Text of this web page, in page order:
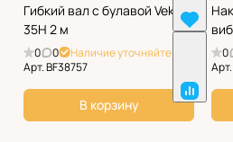
Гибкий вал с булавой Vektor
35H 2 м
0 0
Наличие уточняйте
Арт.BF38757
В корзину
0
Арт.